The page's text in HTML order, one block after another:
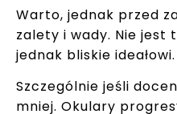
Warto, jednak przed
zalety i wady. Nie jest
jednak bliskie ideałowi.
Szczególnie jeśli
mniej. Okulary